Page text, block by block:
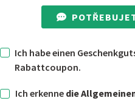
Ich habe einen
Rabattcoupon.
Ich erkenne die